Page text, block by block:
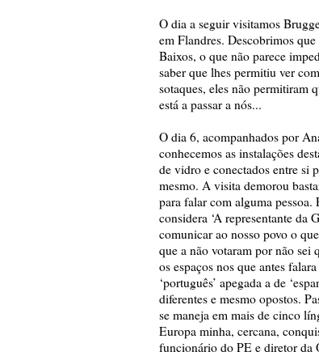
O dia a seguir visitamos
em Flandres. Descobrimos
Baixos, o que não parece
saber que lhes permitiu ver
sotaques, eles não permitiram
está a passar a nós...
O dia 6, acompanhados por
conhecemos as instalações
de vidro e conectados entre si
mesmo. A visita demorou
para falar com alguma
considera ‘A representante da
comunicar ao nosso povo o
que a não votaram por não sei
os espaços nos que antes
‘português’ apegada a de
diferentes e mesmo opostos.
se maneja em mais de cinco
Europa minha, cercana,
funcionário do PE e diretor da